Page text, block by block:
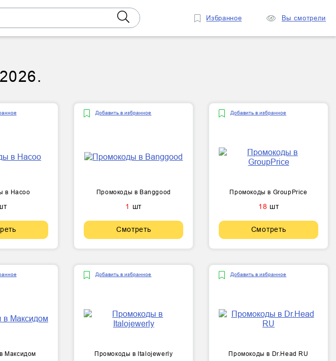
в Hacoo
Добавить в избранное
Промокоды в Banggood
1 шт
Смотреть
Добавить в избранное
Промокоды в GroupPrice
18 шт
Смотреть
Максидом
Добавить в избранное
Промокоды в Italojewerly
Добавить в избранное
Промокоды в Dr.Head RU
Избранное Вы смотрели